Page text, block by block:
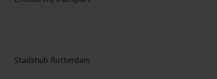
Stadshub Rotterdam